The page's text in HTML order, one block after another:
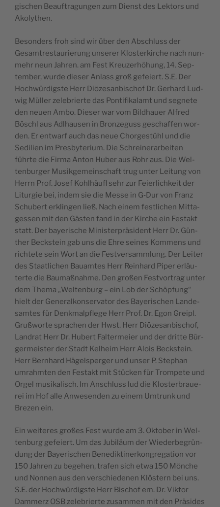
gi­schen Beauf­tra­gun­gen zum Dienst des Lek­tors und
Akolythen.
Beson­ders froh sind wir über den Abschluss der
Gesam­tres­tau­rie­rung unse­rer Klos­ter­kirche nach nun­
mehr neun Jah­ren. am Fest Kreu­ze­rhö­hung, 14. Sep­
tem­ber, wurde die­ser Anlass groß gefeiert. S.E. Der
Hochwür­dig­ste Herr Diö­ze­san­bi­schof Dr. Gerhard Lud­
wig Mül­ler zele­brierte das Pon­ti­fi­ka­lamt und segnete
den neuen Ambo. Die­ser war vom Bild­hauer Alfred
Böschl aus Adl­hau­sen in Bron­ze­guss ges­chaf­fen wor­
den. Er ent­warf auch das neue Chor­gestühl und die
Sedi­lien im Pres­by­te­rium. Die Schrei­ne­rar­bei­ten
führte die Fir­ma Anton Huber aus Rohr aus. Die Wel­
ten­bur­ger Musik­ge­mein­schaft trug unter Lei­tung von
Herrn Prof. Josef Kohlhäu­fl sehr zur Feier­li­ch­keit der
Litur­gie bei, indem sie die Messe in G‑Dur von Franz
Schu­bert erk­lin­gen ließ. Nach einem fest­li­chen Mit­ta­
ges­sen mit den Gäs­ten fand in der Kirche ein Fes­takt
statt. Der baye­rische Minis­ter­prä­sident Herr Dr. Gün­
ther Beck­stein gab uns die Ehre seines Kom­mens und
rich­tete sein Wort an die Fest­ver­samm­lung. Der Lei­ter
des Staat­li­chen Bauamtes Herr Rein­hard Piper erläu­
terte die Bau­maß­nahme. Den großen Fest­vor­trag unter
dem The­ma „Wel­ten­burg – ein Lob der Schöp­fung“
hielt der Gene­ral­kon­ser­va­tor des Baye­ri­schen Lan­de­
samtes für Denk­malp­flege Herr Prof. Dr. Egon Grei­pl.
Gruß­worte spra­chen der Hwst. Herr Diö­ze­san­bi­schof,
Lan­drat Herr Dr. Hubert Fal­ter­meier und der dritte Bür­
ger­meis­ter der Stadt Kel­heim Herr Alois Beck­stein.
Herr Bern­hard Hägels­per­ger und unser P. Ste­phan
umrahm­ten den Fes­takt mit Stü­cken für Trom­pete und
Orgel musi­ka­lisch. Im Anschluss lud die Klos­ter­braue­
rei im Hof alle Anwe­sen­den zu einem Umtrunk und
Bre­zen ein.
Ein wei­teres großes Fest wurde am 3. Okto­ber in Wel­
ten­burg gefeiert. Um das Jubiläum der Wie­der­be­grün­
dung der Baye­ri­schen Bene­dik­ti­ner­kon­gre­ga­tion vor
150 Jah­ren zu bege­hen, tra­fen sich etwa 150 Mönche
und Non­nen aus den ver­schie­de­nen Klös­tern bei uns.
S.E. der Hochwür­dig­ste Herr Bischof em. Dr. Vik­tor
Dam­merz OSB zele­brierte zusam­men mit den Prä­sides